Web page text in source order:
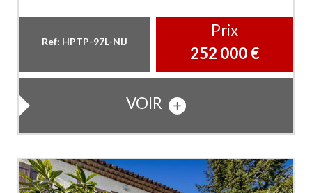
Ref: HPTP-97L-NIJ
Prix
252 000 €
VOIR